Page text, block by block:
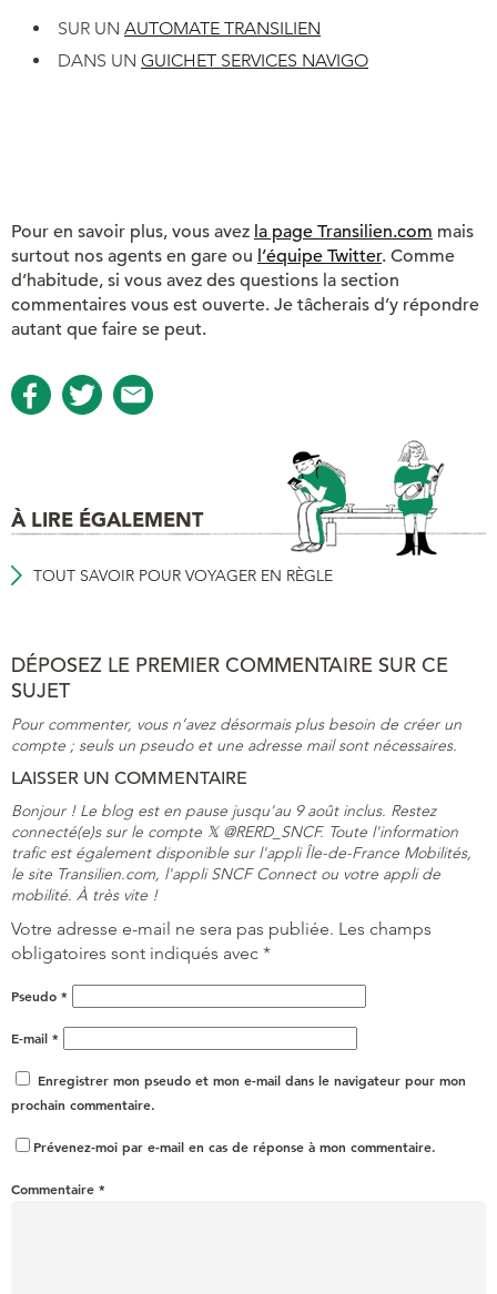
SUR UN AUTOMATE TRANSILIEN
DANS UN GUICHET SERVICES NAVIGO
Pour en savoir plus, vous avez la page Transilien.com mais
surtout nos agents en gare ou l’équipe Twitter. Comme
d’habitude, si vous avez des questions la section
commentaires vous est ouverte. Je tâcherais d’y répondre
autant que faire se peut.
À LIRE ÉGALEMENT
TOUT SAVOIR POUR VOYAGER EN RÈGLE
DÉPOSEZ LE PREMIER COMMENTAIRE SUR CE
SUJET
Pour commenter, vous n’avez désormais plus besoin de créer un
compte ; seuls un pseudo et une adresse mail sont nécessaires.
LAISSER UN COMMENTAIRE
Bonjour ! Le blog est en pause jusqu'au 9 août inclus. Restez
connecté(e)s sur le compte 𝕏 @RERD_SNCF. Toute l'information
trafic est également disponible sur l'appli Île-de-France Mobilités,
le site Transilien.com, l'appli SNCF Connect ou votre appli de
mobilité. À très vite !
Votre adresse e-mail ne sera pas publiée. Les champs
obligatoires sont indiqués avec *
Pseudo *
E-mail *
Enregistrer mon pseudo et mon e-mail dans le navigateur pour mon
prochain commentaire.
Prévenez-moi par e-mail en cas de réponse à mon commentaire.
Commentaire *